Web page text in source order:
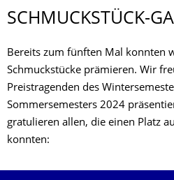
SCHMUCKSTÜCK-
Bereits zum fünften Mal konnten
Schmuckstücke prämieren. Wir
Preistragenden des
Sommersemesters 2024
gratulieren allen, die einen Platz
konnten: